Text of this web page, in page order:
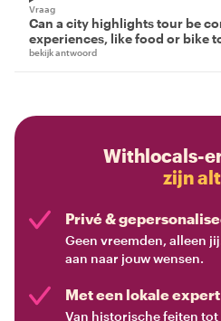
Vraag
Can a city highlights tour be
experiences, like food or bike
bekijk antwoord
Withlocals-
zijn
Privé &
Geen vreemden, alleen
aan naar jouw wensen.
Met een lokale expert
Van historische feiten tot